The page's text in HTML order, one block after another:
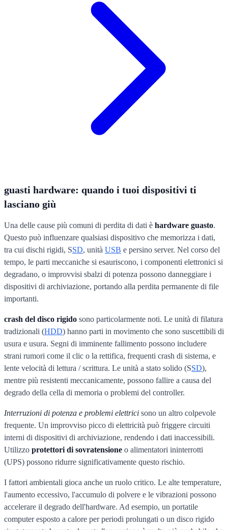
guasti hardware: quando i tuoi dispositivi ti
lasciano giù
Una delle cause più comuni di perdita di dati è hardware guasto.
Questo può influenzare qualsiasi dispositivo che memorizza i dati,
tra cui dischi rigidi, SSD, unità USB e persino server. Nel corso del
tempo, le parti meccaniche si esauriscono, i componenti elettronici si
degradano, o improvvisi sbalzi di potenza possono danneggiare i
dispositivi di archiviazione, portando alla perdita permanente di file
importanti.
crash del disco rigido sono particolarmente noti. Le unità di filatura
tradizionali (HDD) hanno parti in movimento che sono suscettibili di
usura e usura. Segni di imminente fallimento possono includere
strani rumori come il clic o la rettifica, frequenti crash di sistema, e
lente velocità di lettura / scrittura. Le unità a stato solido (SSD),
mentre più resistenti meccanicamente, possono fallire a causa del
degrado della cella di memoria o problemi del controller.
Interruzioni di potenza e problemi elettrici sono un altro colpevole
frequente. Un improvviso picco di elettricità può friggere circuiti
interni di dispositivi di archiviazione, rendendo i dati inaccessibili.
Utilizzo protettori di sovratensione o alimentatori ininterrotti
(UPS) possono ridurre significativamente questo rischio.
I fattori ambientali gioca anche un ruolo critico. Le alte temperature,
l'aumento eccessivo, l'accumulo di polvere e le vibrazioni possono
accelerare il degrado dell'hardware. Ad esempio, un portatile
computer esposto a calore per periodi prolungati o un disco rigido